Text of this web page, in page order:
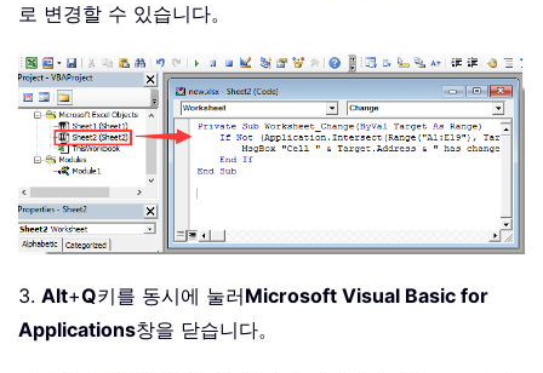
로 변경할 수 있습니다。
3. Alt+Q키를 동시에 눌러Microsoft Visual Basic for
Applications창을 닫습니다。